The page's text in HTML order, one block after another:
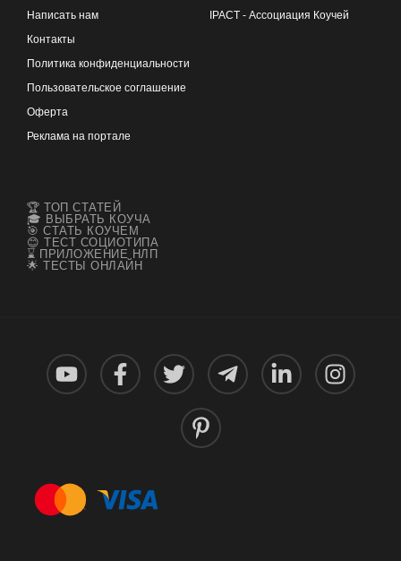
Написать нам
Контакты
Политика конфиденциальности
Пользовательское соглашение
Оферта
Реклама на портале
IPACT - Ассоциация Коучей
🏆 ТОП СТАТЕЙ
🎓 ВЫБРАТЬ КОУЧА
🎯 СТАТЬ КОУЧЕМ
😊 ТЕСТ СОЦИОТИПА
⌛ ПРИЛОЖЕНИЕ НЛП
🌟 ТЕСТЫ ОНЛАЙН